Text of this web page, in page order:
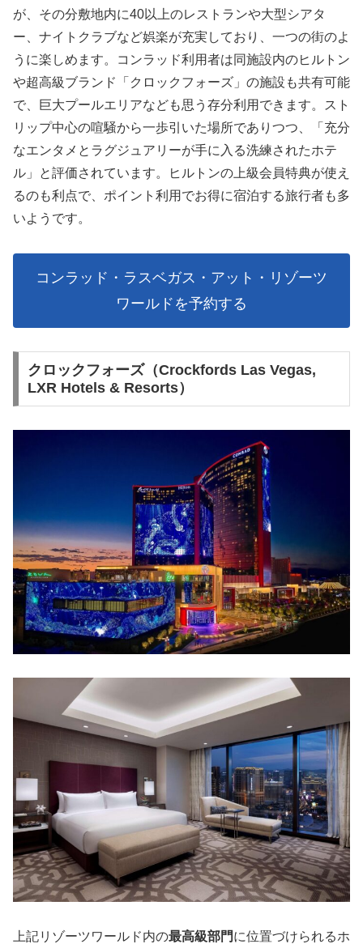
が、その分敷地内に40以上のレストランや大型シアタ
ー、ナイトクラブなど娯楽が充実しており、一つの街のよ
うに楽しめます。コンラッド利用者は同施設内のヒルトン
や超高級ブランド「クロックフォーズ」の施設も共有可能
で、巨大プールエリアなども思う存分利用できます。スト
リップ中心の喧騒から一歩引いた場所でありつつ、「充分
なエンタメとラグジュアリーが手に入る洗練されたホテ
ル」と評価されています。ヒルトンの上級会員特典が使え
るのも利点で、ポイント利用でお得に宿泊する旅行者も多
いようです。
コンラッド・ラスベガス・アット・リゾーツ
ワールドを予約する
クロックフォーズ（Crockfords Las Vegas,
LXR Hotels & Resorts）
上記リゾーツワールド内の最高級部門に位置づけられるホ